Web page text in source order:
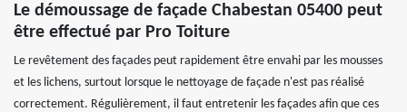
Le démoussage de façade Chabestan 05400 peut
être effectué par Pro Toiture
Le revêtement des façades peut rapidement être envahi par les mousses
et les lichens, surtout lorsque le nettoyage de façade n'est pas réalisé
correctement. Régulièrement, il faut entretenir les façades afin que ces